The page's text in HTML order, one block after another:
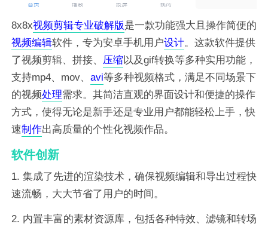
8x8x视频剪辑专业破解版是一款功能强大且操作简便的
视频编辑软件，专为安卓手机用户设计。这款软件提供
了视频剪辑、拼接、 压缩以及gif转换等多种实用功能，
支持mp4、mov、 avi等多种视频格式，满足不同场景下
的视频处理需求。其简洁直观的界面设计和便捷的操作
方式，使得无论是新手还是专业用户都能轻松上手，快
速制作出高质量的个性化视频作品。
软件创新
1. 集成了先进的渲染技术，确保视频编辑和导出过程快
速流畅，大大节省了用户的时间。
2. 内置丰富的素材资源库，包括各种特效、滤镜和转场